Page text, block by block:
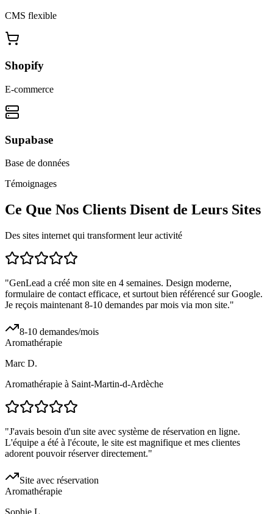
CMS flexible
Shopify
E-commerce
Supabase
Base de données
Témoignages
Ce Que Nos Clients Disent de Leurs Sites
Des sites internet qui transforment leur activité
"GenLead a créé mon site en 4 semaines. Design moderne,
formulaire de contact efficace, et surtout bien référencé sur Google.
Je reçois maintenant 8-10 demandes par mois via mon site."
8-10 demandes/mois
Aromathérapie
Marc D.
Aromathérapie à Saint-Martin-d-Ardèche
"J'avais besoin d'un site avec système de réservation en ligne.
L'équipe a été à l'écoute, le site est magnifique et mes clientes
adorent pouvoir réserver directement."
Site avec réservation
Aromathérapie